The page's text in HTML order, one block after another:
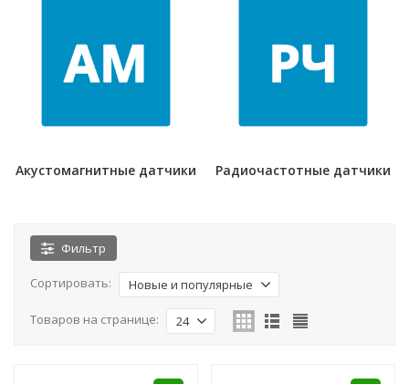
Акустомагнитные датчики Радиочастотные датчики
Фильтр
Сортировать: Новые и популярные
Товаров на странице: 24